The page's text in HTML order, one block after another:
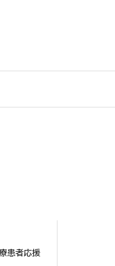
患者応援